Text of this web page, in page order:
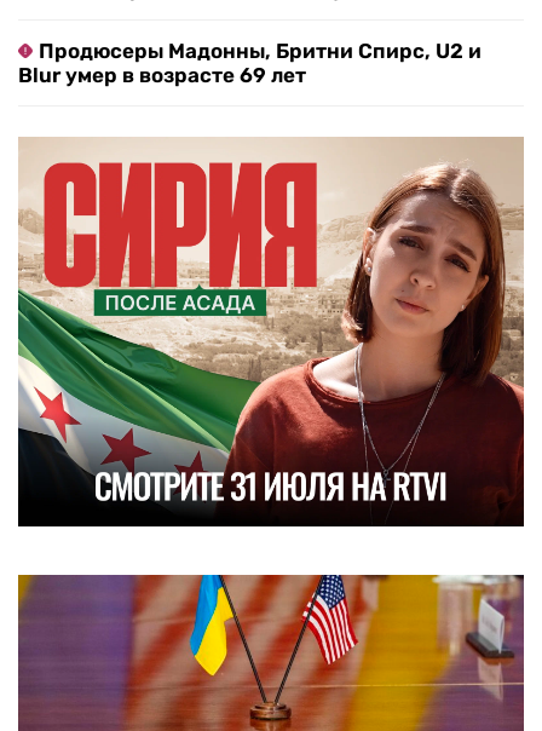
Продюсеры Мадонны, Бритни Спирс, U2 и
Blur умер в возрасте 69 лет